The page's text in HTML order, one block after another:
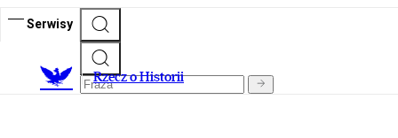
Serwisy
Rzecz o Historii